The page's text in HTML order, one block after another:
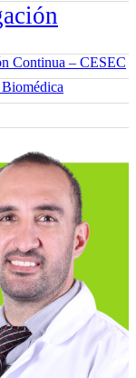
Continua – CESEC